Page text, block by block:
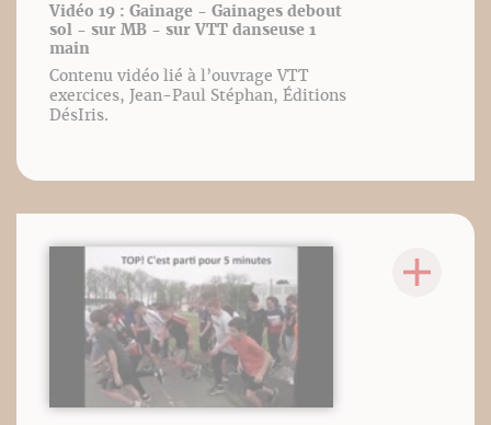
Vidéo 19 : Gainage - Gainages debout
sol - sur MB - sur VTT danseuse 1
main
Contenu vidéo lié à l’ouvrage VTT
exercices, Jean-Paul Stéphan, Éditions
DésIris.